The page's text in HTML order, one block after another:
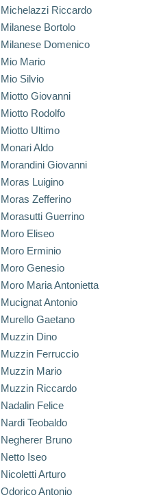
Michelazzi Riccardo
Milanese Bortolo
Milanese Domenico
Mio Mario
Mio Silvio
Miotto Giovanni
Miotto Rodolfo
Miotto Ultimo
Monari Aldo
Morandini Giovanni
Moras Luigino
Moras Zefferino
Morasutti Guerrino
Moro Eliseo
Moro Erminio
Moro Genesio
Moro Maria Antonietta
Mucignat Antonio
Murello Gaetano
Muzzin Dino
Muzzin Ferruccio
Muzzin Mario
Muzzin Riccardo
Nadalin Felice
Nardi Teobaldo
Negherer Bruno
Netto Iseo
Nicoletti Arturo
Odorico Antonio